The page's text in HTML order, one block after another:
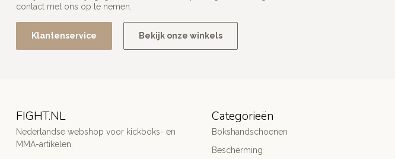
contact met ons op te nemen.
Klantenservice Bekijk onze winkels
FIGHT.NL
Nederlandse webshop voor kickboks- en
MMA-artikelen.
Categorieën
Bokshandschoenen
Bescherming